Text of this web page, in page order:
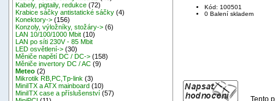
Kabely, pigtaily, redukce (72)
Krabice sáčky antistatické sáčky (4)
Konektory-> (156)
Konzoly, výložníky, stožáry-> (6)
LAN 10/100/1000 Mbit (10)
LAN po síti 230V - 85 Mbit
LED osvětlení-> (30)
Měniče napětí DC / DC-> (158)
Měniče invertory DC / AC (9)
Meteo (2)
Mikrotik RB,PC,Tp-link (3)
MiniITX a ATX mainboard (10)
MiniITX case a příslušenství (57)
Kód: 100501
0 Balení skladem
Tento